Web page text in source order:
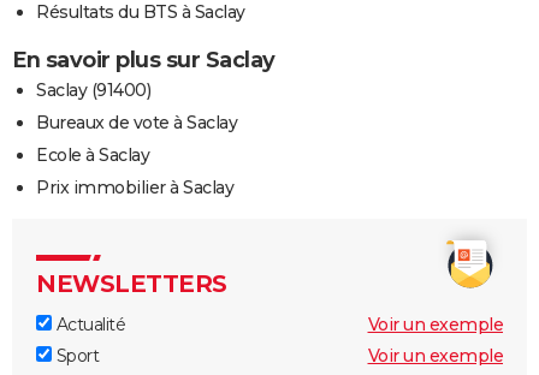
Résultats du BTS à Saclay
En savoir plus sur Saclay
Saclay (91400)
Bureaux de vote à Saclay
Ecole à Saclay
Prix immobilier à Saclay
NEWSLETTERS
Actualité
Voir un exemple
Sport
Voir un exemple